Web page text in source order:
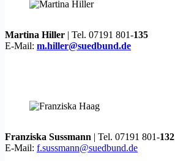
Martina Hiller | Tel. 07191 801-135
E-Mail: m.hiller@suedbund.de
Franziska Sussmann | Tel. 07191 801-132
E-Mail: f.sussmann@suedbund.de